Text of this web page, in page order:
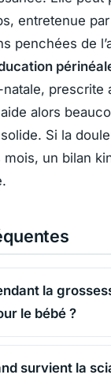
entretenue
penchées de
prescrite
alors
Si la
un bilan
la
le bébé ?
survient la